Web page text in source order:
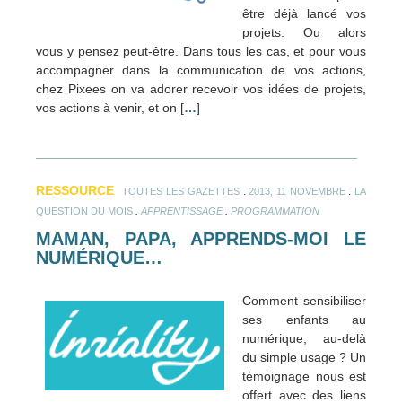
être déjà lancé vos
projets. Ou alors
vous y pensez peut-être. Dans tous les cas, et pour vous
accompagner dans la communication de vos actions,
chez Pixees on va adorer recevoir vos idées de projets,
vos actions à venir, et on […]
RESSOURCE TOUTES LES GAZETTES.2013, 11 NOVEMBRE.
LA
QUESTION DU MOIS
APPRENTISSAGE. PROGRAMMATION
MAMAN, PAPA, APPRENDS-MOI LE
NUMÉRIQUE…
Comment sensibiliser
ses enfants au
numérique, au-delà
du simple usage ? Un
témoignage nous est
offert avec des liens